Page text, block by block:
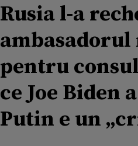
Rusia l-a
ambasadorul
pentru
ce Joe Biden
Putin e un